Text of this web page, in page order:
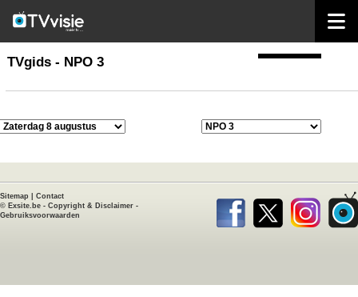
TVgids
TVgids - NPO 3
Sitemap
Contact
© Exsite.be - Copyright & Disclaimer -
Gebruiksvoorwaarden